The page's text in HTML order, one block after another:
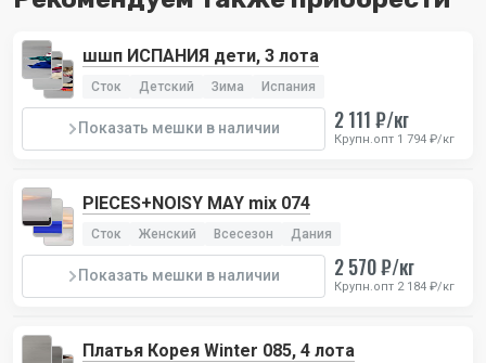
шшп ИСПАНИЯ дети, 3 лота
Сток Детский Зима Испания
Показать мешки в наличии 2 111 ₽/кг
Крупн.опт 1 794 ₽/кг
PIECES+NOISY MAY mix 074
Сток Женский Всесезон Дания
Показать мешки в наличии 2 570 ₽/кг
Крупн.опт 2 184 ₽/кг
Платья Корея Winter 085, 4 лота